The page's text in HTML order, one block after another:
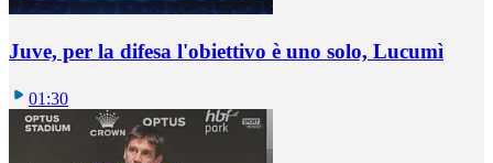
Juve, per la difesa l'obiettivo è uno solo, Lucumì
01:30